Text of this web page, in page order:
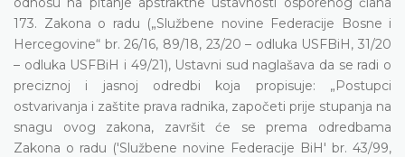
173. Zakona o radu („Službene novine Federacije Bosne i
Hercegovine“ br. 26/16, 89/18, 23/20 – odluka USFBiH, 31/20
– odluka USFBiH i 49/21), Ustavni sud naglašava da se radi o
preciznoj i jasnoj odredbi koja propisuje: „Postupci
ostvarivanja i zaštite prava radnika, započeti prije stupanja na
snagu ovog zakona, završit će se prema odredbama
Zakona o radu ('Službene novine Federacije BiH' br. 43/99,